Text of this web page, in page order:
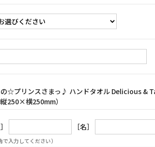
☆プリンスさまっ♪ ハンドタオル Delicious &
縦250×横250mm）
［名］
で入力してください）